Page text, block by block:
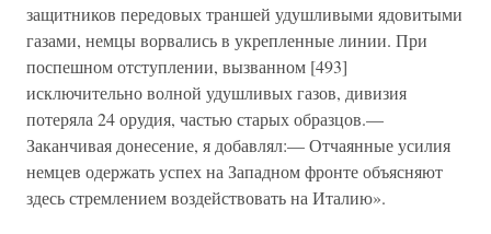
защитников передовых траншей удушливыми ядовитыми
газами, немцы ворвались в укрепленные линии. При
поспешном отступлении, вызванном [493]
исключительно волной удушливых газов, дивизия
потеряла 24 орудия, частью старых образцов.—
Заканчивая донесение, я добавлял:— Отчаянные усилия
немцев одержать успех на Западном фронте объясняют
здесь стремлением воздействовать на Италию».